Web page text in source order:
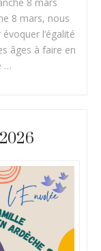
8 mars, nous
l’égalité
âges à faire en
…